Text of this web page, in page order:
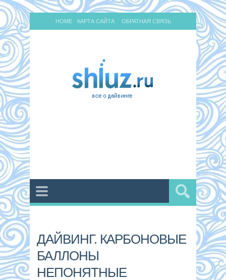
HOME КАРТА САЙТА ОБРАТНАЯ СВЯЗЬ
ДАЙВИНГ. КАРБОНОВЫЕ
БАЛЛОНЫ
НЕПОНЯТНЫЕ